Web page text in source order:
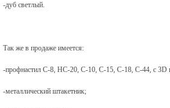
-дуб светлый.
Так же в продаже имеется:
-профнастил С-8, НС-20, С-10, С-15, С-18, С-44, с 3D
-металлический штакетник;